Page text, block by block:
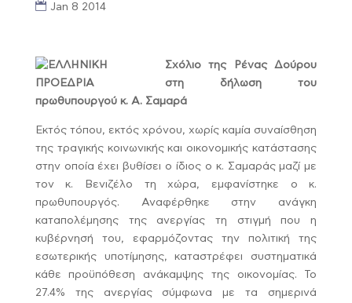
Jan 8 2014
Σχόλιο της Ρένας Δούρου
στη δήλωση του
πρωθυπουργού κ. Α. Σαμαρά
Εκτός τόπου, εκτός χρόνου, χωρίς καμία συναίσθηση
της τραγικής κοινωνικής και οικονομικής κατάστασης
στην οποία έχει βυθίσει ο ίδιος ο κ. Σαμαράς μαζί με
τον κ. Βενιζέλο τη χώρα, εμφανίστηκε ο κ.
πρωθυπουργός. Αναφέρθηκε στην ανάγκη
καταπολέμησης της ανεργίας τη στιγμή που η
κυβέρνησή του, εφαρμόζοντας την πολιτική της
εσωτερικής υποτίμησης, καταστρέφει συστηματικά
κάθε προϋπόθεση ανάκαμψης της οικονομίας. Το
27.4% της ανεργίας σύμφωνα με τα σημερινά